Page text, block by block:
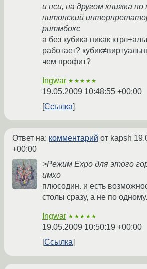
и пси, на другом книжка по
питонский
ритмбокс
а без кубика никак
работает?
чем профит?
Ingwar ★★★★★
19.05.2009 10:48:55 +00:00
Ссылка
Ответ на: комментарий от kapsh
+00:00
>Режим Expo для этого
имхо
плюсодин. и есть
столы сразу, а не по одному.
Ingwar ★★★★★
19.05.2009 10:50:19 +00:00
Ссылка